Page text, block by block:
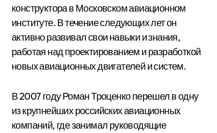
конструктора в Московском авиационном
институте. В течение следующих лет он
активно развивал свои навыки и знания,
работая над проектированием и разработкой
новых авиационных двигателей и систем.
В 2007 году Роман Троценко перешел в одну
из крупнейших российских авиационных
компаний, где занимал руководящие